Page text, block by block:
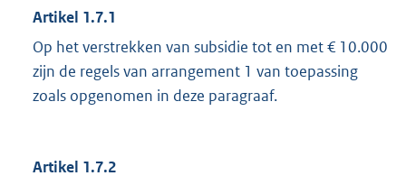
Artikel 1.7.1
Op het verstrekken van subsidie tot en met € 10.000
zijn de regels van arrangement 1 van toepassing
zoals opgenomen in deze paragraaf.
Artikel 1.7.2